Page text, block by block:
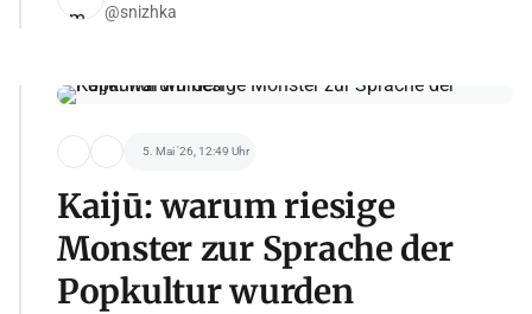
@snizhka
5. Mai '26, 12:49 Uhr
Kaijū: warum riesige
Monster zur Sprache der
Popkultur wurden